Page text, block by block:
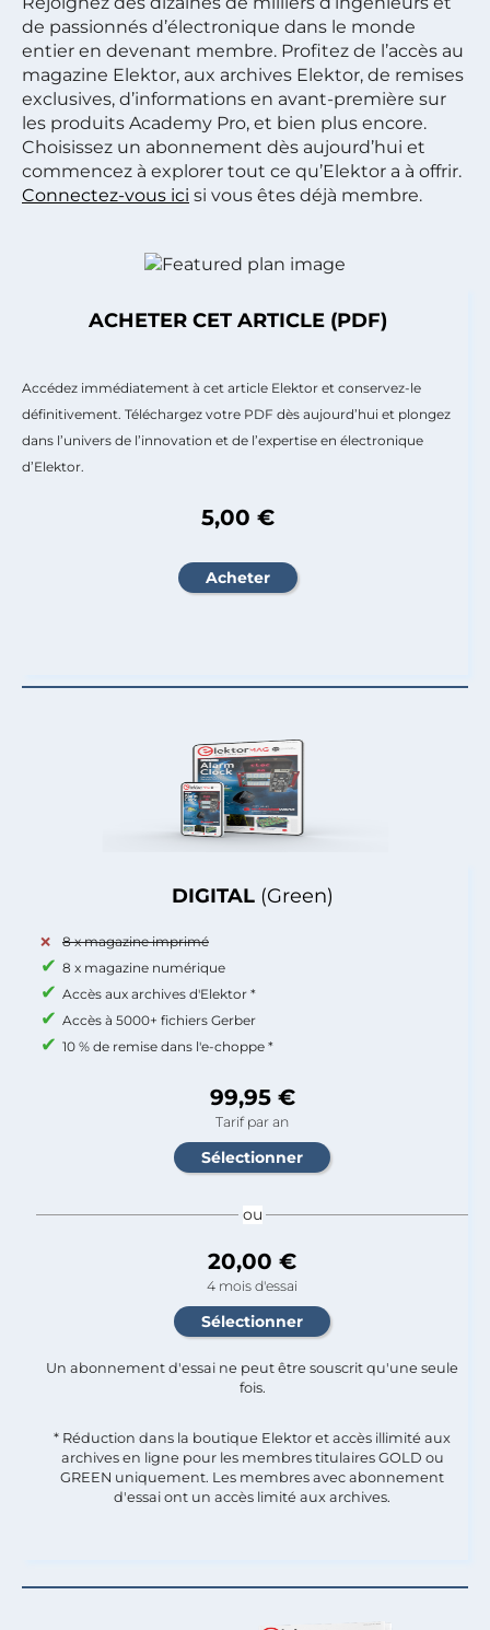
de passionnés d’électronique dans le monde
entier en devenant membre. Profitez de l’accès au
magazine Elektor, aux archives Elektor, de remises
exclusives, d’informations en avant-première sur
les produits Academy Pro, et bien plus encore.
Choisissez un abonnement dès aujourd’hui et
commencez à explorer tout ce qu’Elektor a à offrir.
Connectez-vous ici si vous êtes déjà membre.
DIGITAL (Green)
8 x magazine imprimé
8 x magazine numérique
Accès aux archives d'Elektor *
Accès à 5000+ fichiers Gerber
10 % de remise dans l'e-choppe *
99,95 €
Tarif par an
ou
20,00 €
4 mois d'essai
Un abonnement d'essai ne peut être souscrit qu'une seule
fois.​
* Réduction dans la boutique Elektor et accès illimité aux
archives en ligne pour les membres titulaires GOLD ou
GREEN uniquement. Les membres avec abonnement
d'essai ont un accès limité aux archives.
ACHETER CET ARTICLE (PDF)
Accédez immédiatement à cet article Elektor et conservez-le
définitivement. Téléchargez votre PDF dès aujourd’hui et plongez
dans l’univers de l’innovation et de l’expertise en électronique
d’Elektor.
5,00 €